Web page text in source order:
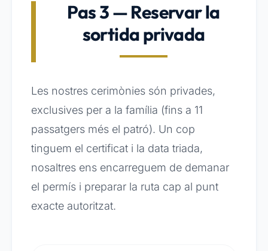
Pas 3 — Reservar la
sortida privada
Les nostres cerimònies són privades,
exclusives per a la família (fins a 11
passatgers més el patró). Un cop
tinguem el certificat i la data triada,
nosaltres ens encarreguem de demanar
el permís i preparar la ruta cap al punt
exacte autoritzat.